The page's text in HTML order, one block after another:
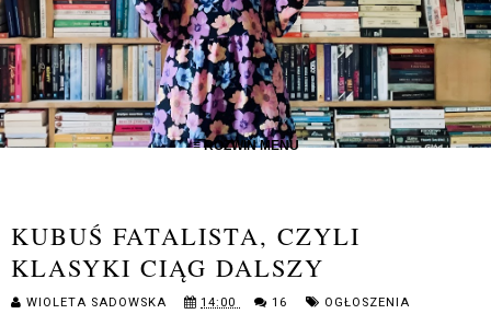
≡ ROZWIŃ MENU
KUBUŚ FATALISTA, CZYLI
KLASYKI CIĄG DALSZY
WIOLETA SADOWSKA 14:00 16 OGŁOSZENIA